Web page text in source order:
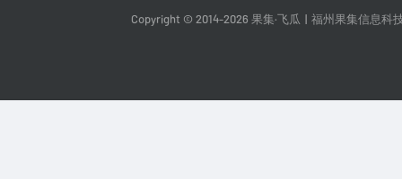
Copyright © 2014-2026 果集·飞瓜 福州果集信息科